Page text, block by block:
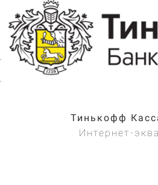
Тинькофф
Интернет-